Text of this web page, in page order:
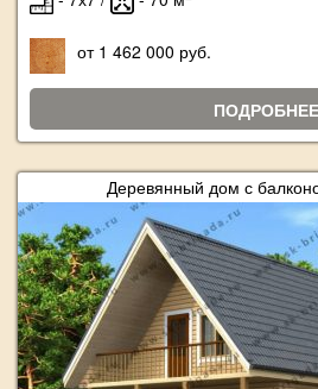
от 1 462 000 руб.
ПОДРОБНЕЕ
Деревянный дом с